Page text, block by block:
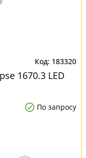
183320
1670.3 LED
По запросу